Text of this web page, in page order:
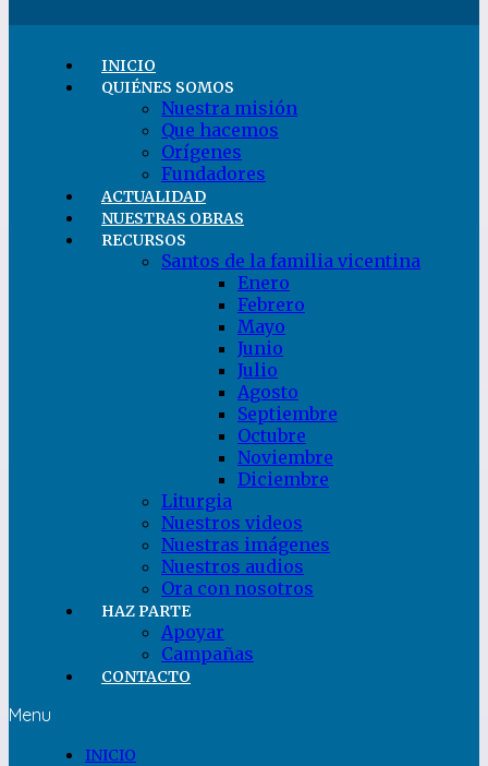
INICIO
QUIÉNES SOMOS
Nuestra misión
Que hacemos
Orígenes
Fundadores
ACTUALIDAD
NUESTRAS OBRAS
RECURSOS
Santos de la familia vicentina
Enero
Febrero
Mayo
Junio
Julio
Agosto
Septiembre
Octubre
Noviembre
Diciembre
Liturgia
Nuestros videos
Nuestras imágenes
Nuestros audios
Ora con nosotros
HAZ PARTE
Apoyar
Campañas
CONTACTO
Menu
INICIO